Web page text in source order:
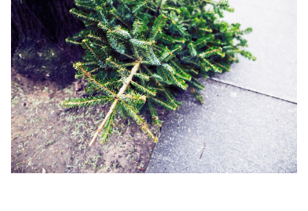
MELDUNGEN
SOZIALE MEDIEN
KLARTEXT